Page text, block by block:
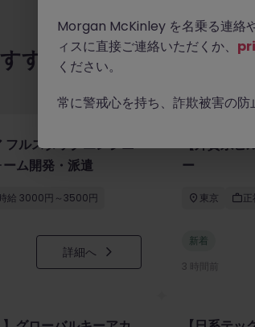
すめの求人
フルスタックエンジニ
ム開発・派遣
給 3000円～3500円
詳細へ
【外資系ビ
ー
東京 正
新着
3 時間前
Morgan McKinley を名乗る連絡
ィスに直接ご連絡いただくか、
ください。
常に警戒心を持ち、詐欺被害の防